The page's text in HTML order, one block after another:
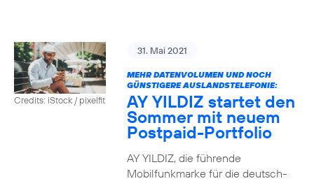
Credits: iStock / pixelfit
31. Mai 2021
MEHR DATENVOLUMEN UND NOCH
GÜNSTIGERE AUSLANDSTELEFONIE:
AY YILDIZ startet den
Sommer mit neuem
Postpaid-Portfolio
AY YILDIZ, die führende
Mobilfunkmarke für die deutsch-